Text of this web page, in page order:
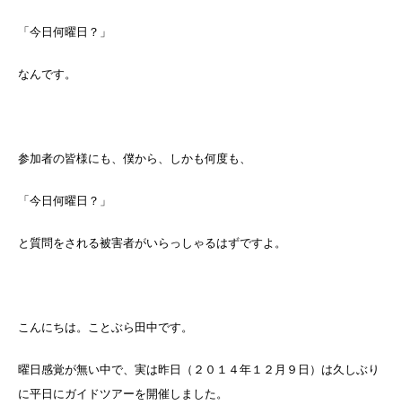
「今日何曜日？」
なんです。
参加者の皆様にも、僕から、しかも何度も、
「今日何曜日？」
と質問をされる被害者がいらっしゃるはずですよ。
こんにちは。ことぶら田中です。
曜日感覚が無い中で、実は昨日（２０１４年１２月９日）は久しぶり
に平日にガイドツアーを開催しました。